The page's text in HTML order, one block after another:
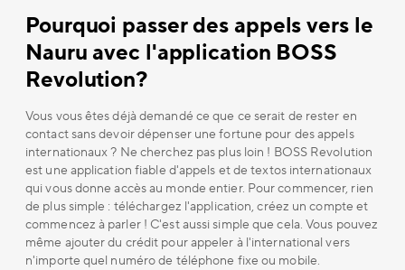
Pourquoi passer des appels vers le
Nauru avec l'application BOSS
Revolution?
Vous vous êtes déjà demandé ce que ce serait de rester en
contact sans devoir dépenser une fortune pour des appels
internationaux ? Ne cherchez pas plus loin ! BOSS Revolution
est une application fiable d'appels et de textos internationaux
qui vous donne accès au monde entier. Pour commencer, rien
de plus simple : téléchargez l'application, créez un compte et
commencez à parler ! C'est aussi simple que cela. Vous pouvez
même ajouter du crédit pour appeler à l'international vers
n'importe quel numéro de téléphone fixe ou mobile.